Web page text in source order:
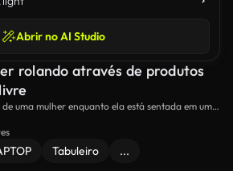
Abrir no AI Studio
rolando através de produtos
uma mulher enquanto ela está sentada em uma
em seu tablet.
Tabuleiro ...